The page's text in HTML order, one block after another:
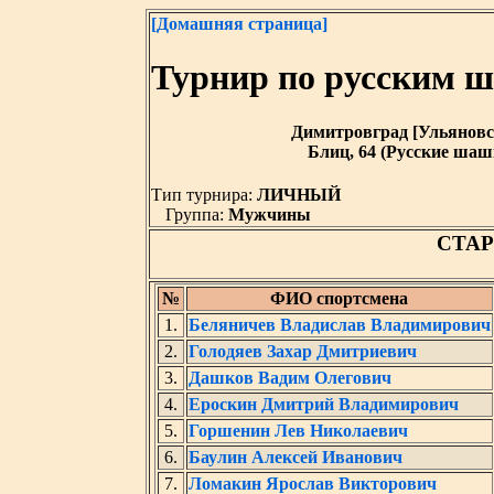
[Домашняя страница]
Турнир по русским
Димитровград
Блиц, 64 (Русские
Тип турнира: ЛИЧНЫЙ
Группа: Мужчины
№
ФИО спортсмена
1.
Беляничев Владислав Владимирович
2.
Голодяев Захар Дмитриевич
3.
Дашков Вадим Олегович
4.
Ероскин Дмитрий Владимирович
5.
Горшенин Лев Николаевич
6.
Баулин Алексей Иванович
7.
Ломакин Ярослав Викторович